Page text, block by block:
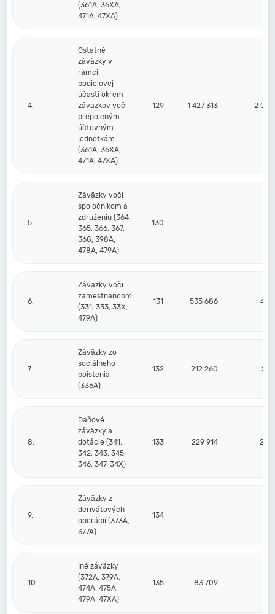
(361A, 36XA,
471A, 47XA)
4.
Ostatné
záväzky v
rámci
podielovej
účasti okrem
záväzkov voči
prepojeným
účtovným
jednotkám
(361A, 36XA,
471A, 47XA)
129 1 427 313 2 050
5.
Záväzky voči
spoločníkom a
združeniu (364,
365, 366, 367,
368, 398A,
478A, 479A)
130
6.
Záväzky voči
zamestnancom
(331, 333, 33X,
479A)
131 535 686 405
7.
Záväzky zo
sociálneho
poistenia
(336A)
132 212 260
8.
Daňové
záväzky a
dotácie (341,
342, 343, 345,
346, 347, 34X)
133 229 914 259
9.
Záväzky z
derivátových
operácií (373A,
377A)
134
10.
Iné záväzky
(372A, 379A,
474A, 475A,
479A, 47XA)
135 83 709